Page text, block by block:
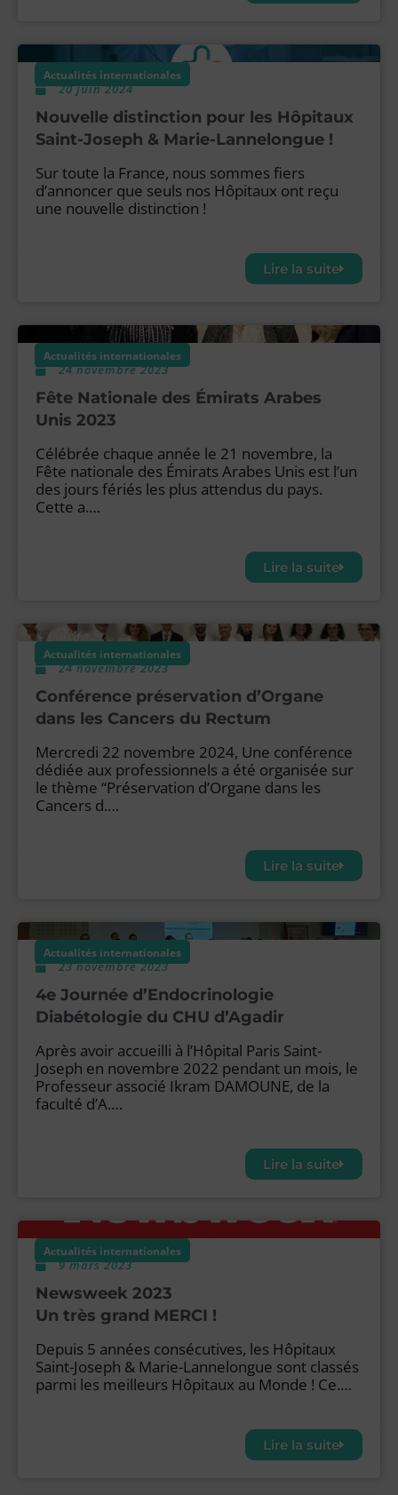
Actualités internationales
20 juin 2024
Nouvelle distinction pour les Hôpitaux
Saint-Joseph & Marie-Lannelongue !
Sur toute la France, nous sommes fiers
d’annoncer que seuls nos Hôpitaux ont reçu
une nouvelle distinction !
Lire la suite
Actualités internationales
24 novembre 2023
Fête Nationale des Émirats Arabes
Unis 2023
Célébrée chaque année le 21 novembre, la
Fête nationale des Émirats Arabes Unis est l’un
des jours fériés les plus attendus du pays.
Cette a.…
Lire la suite
Actualités internationales
24 novembre 2023
Conférence préservation d’Organe
dans les Cancers du Rectum
Mercredi 22 novembre 2024, Une conférence
dédiée aux professionnels a été organisée sur
le thème “Préservation d’Organe dans les
Cancers d.…
Lire la suite
Actualités internationales
23 novembre 2023
4e Journée d’Endocrinologie
Diabétologie du CHU d’Agadir
Après avoir accueilli à l’Hôpital Paris Saint-
Joseph en novembre 2022 pendant un mois, le
Professeur associé Ikram DAMOUNE, de la
faculté d’A.…
Lire la suite
Actualités internationales
9 mars 2023
Newsweek 2023
Un très grand MERCI !
Depuis 5 années consécutives, les Hôpitaux
Saint-Joseph & Marie-Lannelongue sont classés
parmi les meilleurs Hôpitaux au Monde ! Ce.…
Lire la suite